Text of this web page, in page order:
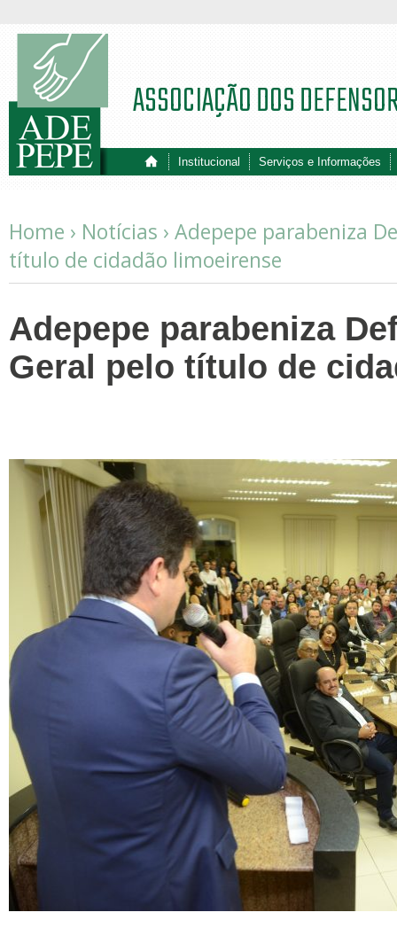
Institucional Serviços e Informações
ASSOCIAÇÃO DOS
Home › Notícias › Adepepe parabeniza
título de cidadão limoeirense
Adepepe parabeniza
Geral pelo título de